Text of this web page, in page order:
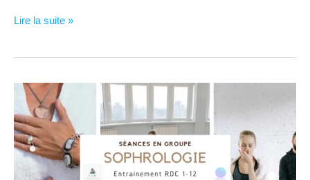
Séances
ligne
32
semaines
Lire la suite »